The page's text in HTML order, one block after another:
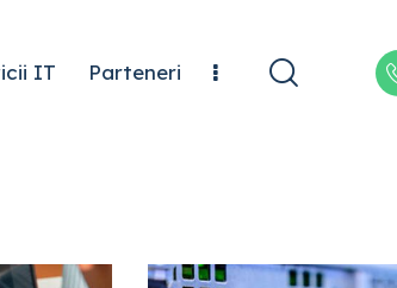
IT Parteneri